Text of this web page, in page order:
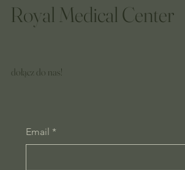
Royal Medical Center
dołącz do nas!
Email *